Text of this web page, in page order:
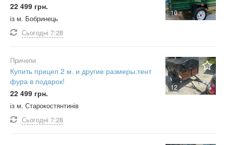
10
22 499 грн.
із м. Бобринець
Сьогодні 7:28
12
Причепи
Купить прицеп 2 м. и другие размеры.тент
фура в подарок!
22 499 грн.
із м. Старокостянтинів
Сьогодні 7:28